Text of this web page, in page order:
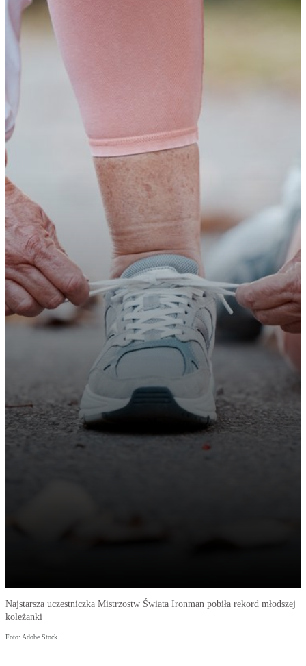
Najstarsza uczestniczka Mistrzostw Świata Ironman pobiła rekord młodszej
koleżanki
Foto: Adobe Stock